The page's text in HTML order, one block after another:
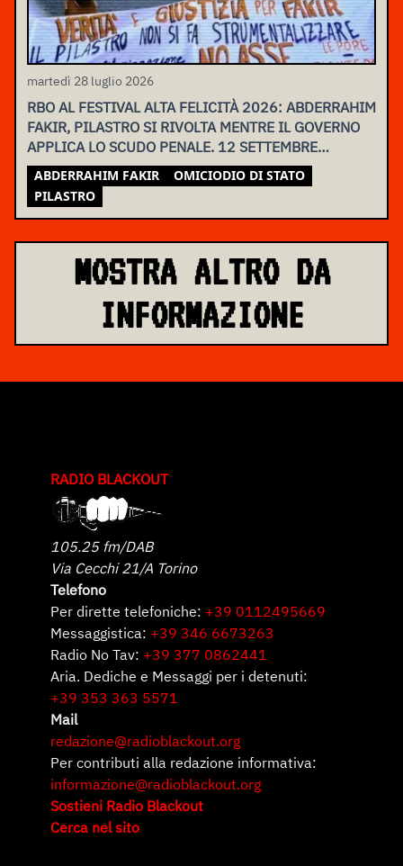
martedì 28 luglio 2026
RBO AL FESTIVAL ALTA FELICITÀ 2026: ABDERRAHIM
FAKIR, PILASTRO SI RIVOLTA MENTRE IL GOVERNO
APPLICA LO SCUDO PENALE. 12 SETTEMBRE
ASSEMBLEA NAZIONALE
ABDERRAHIM FAKIR
OMICIODIO DI STATO
PILASTRO
MOSTRA ALTRO DA
INFORMAZIONE
RADIO BLACKOUT
105.25 fm/DAB
Via Cecchi 21/A Torino
Telefono
Per dirette telefoniche: +39 0112495669
Messaggistica: +39 346 6673263
Radio No Tav: +39 377 0862441
Aria. Dediche e Messaggi per i detenuti:
+39 353 363 5571
Mail
redazione@radioblackout.org
Per contributi alla redazione informativa:
informazione@radioblackout.org
Sostieni Radio Blackout
Cerca nel sito